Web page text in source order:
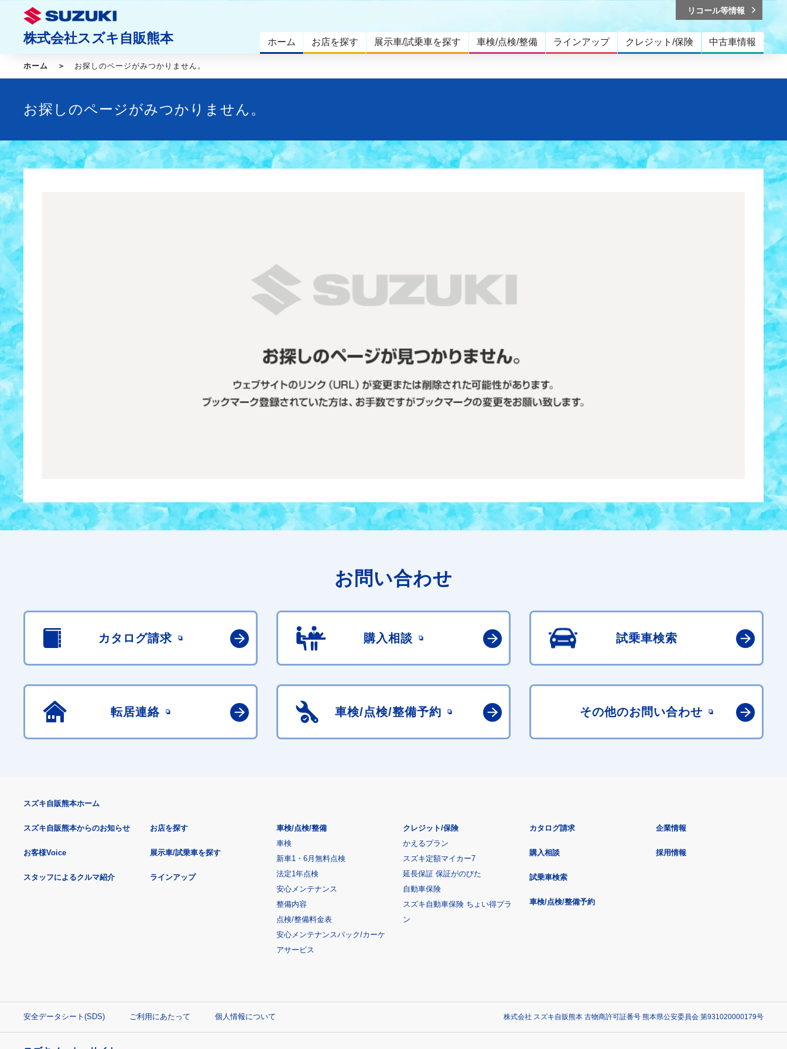
株式会社スズキ自販熊本 ホーム お店を探す 展示車/試乗車を探す 車検/点検/整備 ラインアップ クレジット/保険 中古車情報
リコール等情報
ホーム お探しのページがみつかりません。
お探しのページがみつかりません。
お問い合わせ
カタログ請求 購入相談 試乗車検索
転居連絡 車検/点検/整備予約 その他のお問い合わせ
スズキ自販熊本ホーム
スズキ自販熊本からのお知らせ
お客様Voice
スタッフによるクルマ紹介
お店を探す
展示車/試乗車を探す
ラインアップ
車検/点検/整備
車検
新車1・6月無料点検
法定1年点検
安心メンテナンス
整備内容
点検/整備料金表
安心メンテナンスパック/カーケ
アサービス
クレジット/保険
かえるプラン
スズキ定額マイカー7
延長保証 保証がのびた
自動車保険
スズキ自動車保険 ちょい得プラ
ン
カタログ請求
購入相談
試乗車検索
車検/点検/整備予約
企業情報
採用情報
安全データシート(SDS) ご利用にあたって 個人情報について 株式会社 スズキ自販熊本 古物商許可証番号 熊本県公安委員会 第931020000179号